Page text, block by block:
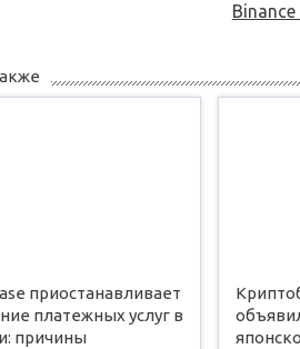
приостанавливает
платежных услуг в
причины